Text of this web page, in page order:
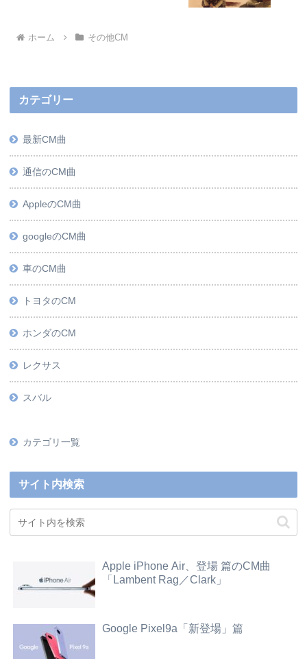
ホーム その他CM
カテゴリー
最新CM曲
通信のCM曲
AppleのCM曲
googleのCM曲
車のCM曲
トヨタのCM
ホンダのCM
レクサス
スバル
カテゴリ一覧
サイト内検索
Apple iPhone Air、登場 篇のCM曲
「Lambent Rag／Clark」
Google Pixel9a「新登場」篇